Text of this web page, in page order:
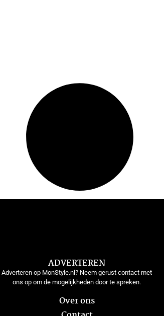
ADVERTEREN
Adverteren op MonStyle.nl? Neem gerust contact met
ons op om de mogelijkheden door te spreken.
Over ons